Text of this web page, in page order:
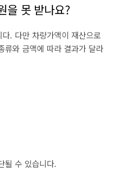
을 못 받나요?
. 다만 차량가액이 재산으로
류와 금액에 따라 결과가 달라
될 수 있습니다.